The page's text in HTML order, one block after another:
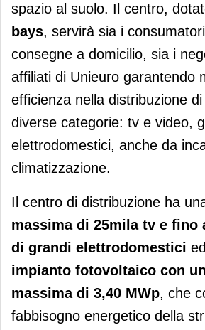
spazio al suolo. Il centro,
bays, servirà sia i
consegne a domicilio, sia i
affiliati di Unieuro garantendo
efficienza nella distribuzione
diverse categorie: tv e video,
elettrodomestici, anche da
climatizzazione.
Il centro di distribuzione ha
massima di 25mila tv e fino
di grandi elettrodomestici
impianto fotovoltaico con
massima di 3,40 MWp, che
fabbisogno energetico della